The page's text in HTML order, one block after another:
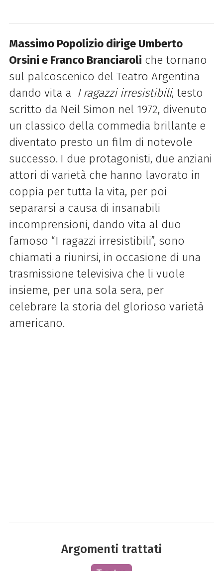
Massimo Popolizio dirige Umberto
Orsini e Franco Branciaroli che tornano
sul palcoscenico del Teatro Argentina
dando vita a I ragazzi irresistibili, testo
scritto da Neil Simon nel 1972, divenuto
un classico della commedia brillante e
diventato presto un film di notevole
successo. I due protagonisti, due anziani
attori di varietà che hanno lavorato in
coppia per tutta la vita, per poi
separarsi a causa di insanabili
incomprensioni, dando vita al duo
famoso “I ragazzi irresistibili”, sono
chiamati a riunirsi, in occasione di una
trasmissione televisiva che li vuole
insieme, per una sola sera, per
celebrare la storia del glorioso varietà
americano.
Argomenti trattati